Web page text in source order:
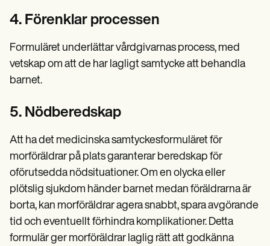
4. Förenklar processen
Formuläret underlättar vårdgivarnas process, med
vetskap om att de har lagligt samtycke att behandla
barnet.
5. Nödberedskap
Att ha det medicinska samtyckesformuläret för
morföräldrar på plats garanterar beredskap för
oförutsedda nödsituationer. Om en olycka eller
plötslig sjukdom händer barnet medan föräldrarna är
borta, kan morföräldrar agera snabbt, spara avgörande
tid och eventuellt förhindra komplikationer. Detta
formulär ger morföräldrar laglig rätt att godkänna